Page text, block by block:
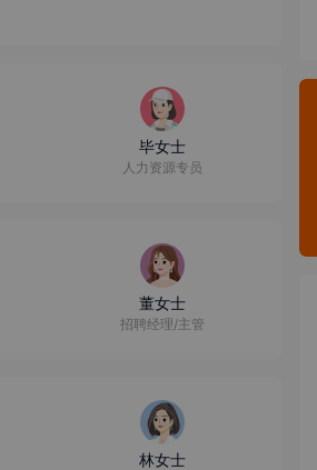
毕女士
人力资源专员
董女士
招聘经理/主管
林女士